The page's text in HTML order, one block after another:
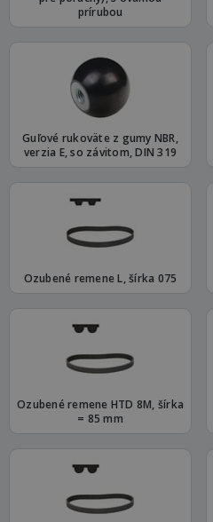
prírubou
Guľové rukoväte z gumy NBR,
verzia E, so závitom, DIN 319
Ozubené remene L, šírka 075
Ozubené remene HTD 8M, šírka
= 85 mm